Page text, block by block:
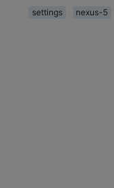
settings nexus-5